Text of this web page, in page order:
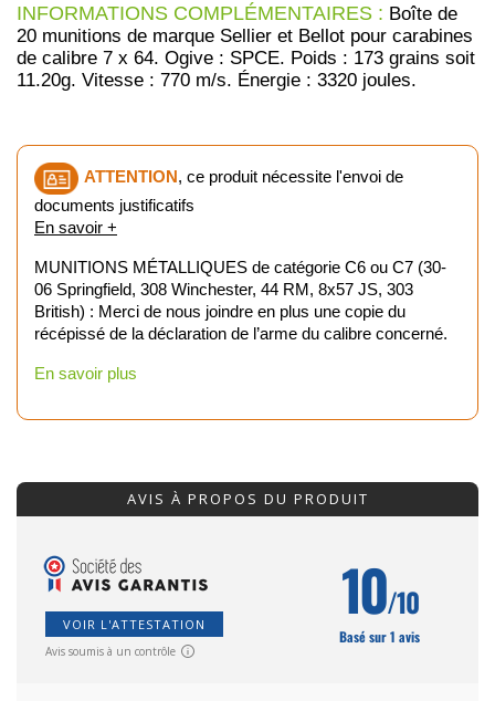
INFORMATIONS COMPLÉMENTAIRES : Boîte de
20 munitions de marque Sellier et Bellot pour carabines
de calibre 7 x 64. Ogive : SPCE. Poids : 173 grains soit
11.20g. Vitesse : 770 m/s. Énergie : 3320 joules.
ATTENTION, ce produit nécessite l'envoi de
documents justificatifs
En savoir +
MUNITIONS MÉTALLIQUES de catégorie C6 ou C7 (30-
06 Springfield, 308 Winchester, 44 RM, 8x57 JS, 303
British) : Merci de nous joindre en plus une copie du
récépissé de la déclaration de l’arme du calibre concerné.
En savoir plus
AVIS À PROPOS DU PRODUIT
VOIR L'ATTESTATION
Avis soumis à un contrôle
10/10
Basé sur 1 avis